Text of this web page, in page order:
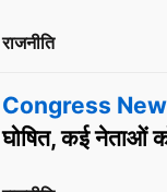
राजनीति
Congress
घोषित, कई नेताओं